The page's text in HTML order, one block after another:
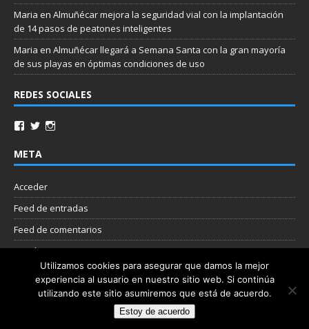
Maria en Almuñécar mejora la seguridad vial con la implantación
de 14 pasos de peatones inteligentes
Maria en Almuñécar llegará a Semana Santa con la gran mayoría
de sus playas en óptimas condiciones de uso
REDES SOCIALES
META
Acceder
Feed de entradas
Feed de comentarios
WordPress.org
Nube de etiquetas
Copyright © 2026 | Plantilla WordPress por
Utilizamos cookies para asegurar que damos la mejor
experiencia al usuario en nuestro sitio web. Si continúa
utilizando este sitio asumiremos que está de acuerdo.
Estoy de acuerdo